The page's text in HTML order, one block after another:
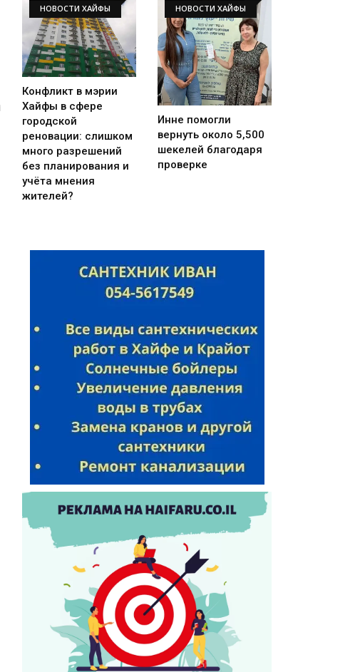
НОВОСТИ ХАЙФЫ
Конфликт в мэрии
Хайфы в сфере
городской
реновации: слишком
много разрешений
без планирования и
учёта мнения
жителей?
НОВОСТИ ХАЙФЫ
Инне помогли
вернуть около 5,500
шекелей благодаря
проверке